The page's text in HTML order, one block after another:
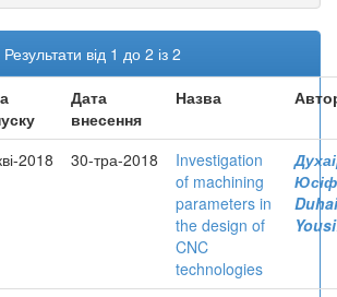
Результати від 1 до 2 із 2
Дата
внесення
Назва
2018 30-тра-2018
Investigation
of machining
parameters in
the design of
CNC
technologies
Юсіф